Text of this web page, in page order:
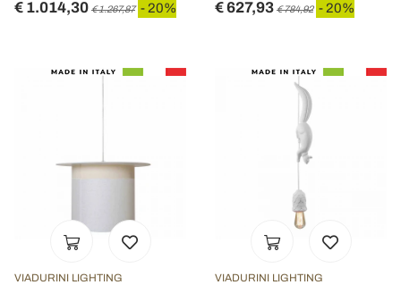
€ 1.014,30 € 1.267,87 - 20% € 627,93 € 784,92 - 20%
VIADURINI LIGHTING VIADURINI LIGHTING